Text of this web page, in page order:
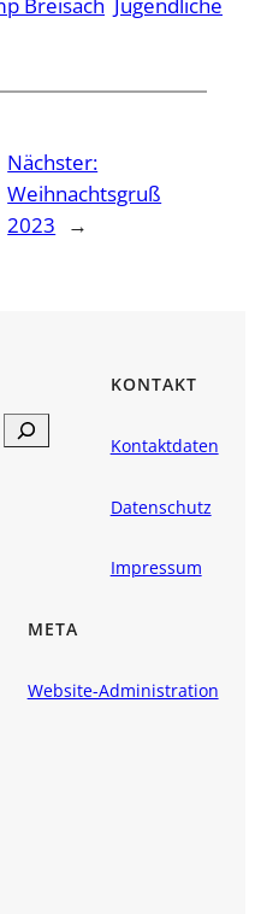
Nächster:
Weihnachtsgruß
2023
→
KONTAKT
Kontaktdaten
Datenschutz
Impressum
META
Website-Administration